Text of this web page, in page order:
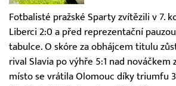
Fotbalisté pražské Sparty zvítězili v 7.
Liberci 2:0 a před reprezentační
tabulce. O skóre za obhájcem titulu
rival Slavia po výhře 5:1 nad nováčkem
místo se vrátila Olomouc díky triumfu